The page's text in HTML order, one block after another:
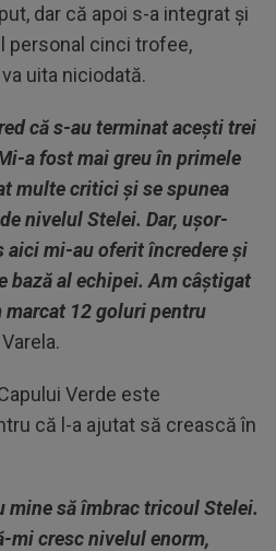
dar că apoi s-a integrat și
personal cinci trofee,
uita niciodată.
că s-au terminat acești trei
a fost mai greu în primele
multe critici și se spunea
nivelul Stelei. Dar, ușor-
aici mi-au oferit încredere și
bază al echipei. Am câștigat
marcat 12 goluri pentru
Verde este
că l-a ajutat să crească în
mine să îmbrac tricoul Stelei.
mi cresc nivelul enorm,